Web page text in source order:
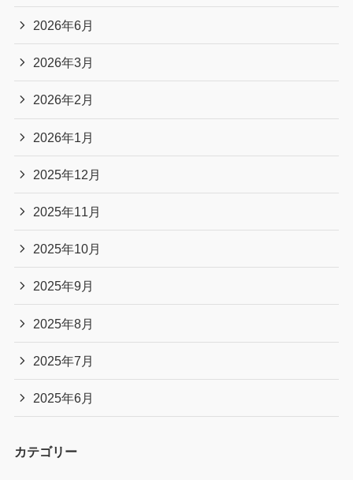
2026年6月
2026年3月
2026年2月
2026年1月
2025年12月
2025年11月
2025年10月
2025年9月
2025年8月
2025年7月
2025年6月
カテゴリー